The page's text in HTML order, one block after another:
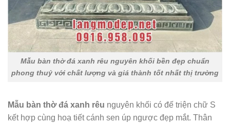
Mẫu bàn thờ đá xanh rêu nguyên khối bền đẹp chuẩn
phong thuỷ với chất lượng và giá thành tốt nhất thị trường
Mẫu bàn thờ đá xanh rêu nguyên khối có đế triện chữ S
kết hợp cùng hoạ tiết cánh sen úp ngược đẹp mắt. Thân